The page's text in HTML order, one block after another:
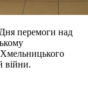
перемоги над
Хмельницького
війни.